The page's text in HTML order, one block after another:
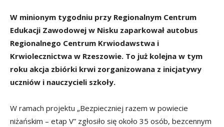
W minionym tygodniu przy Regionalnym Centrum
Edukacji Zawodowej w Nisku zaparkował autobus
Regionalnego Centrum Krwiodawstwa i
Krwiolecznictwa w Rzeszowie. To już kolejna w tym
roku akcja zbiórki krwi zorganizowana z inicjatywy
uczniów i nauczycieli szkoły.
W ramach projektu „Bezpieczniej razem w powiecie
niżańskim – etap V” zgłosiło się około 35 osób, bezcennym